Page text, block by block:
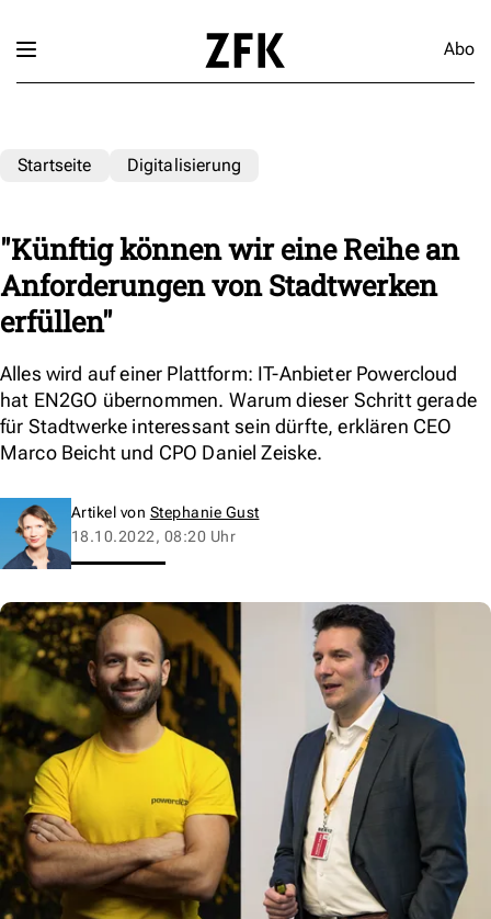
Abo
Startseite Digitalisierung
"Künftig können wir eine Reihe an
Anforderungen von Stadtwerken
erfüllen"
Alles wird auf einer Plattform: IT-Anbieter Powercloud
hat EN2GO übernommen. Warum dieser Schritt gerade
für Stadtwerke interessant sein dürfte, erklären CEO
Marco Beicht und CPO Daniel Zeiske.
Artikel von Stephanie Gust
18.10.2022, 08:20 Uhr